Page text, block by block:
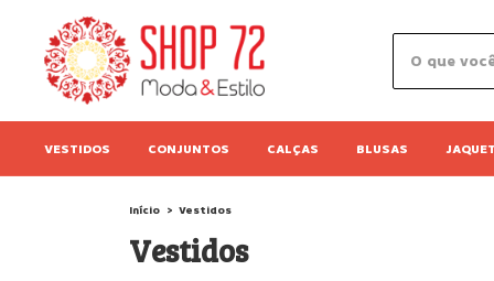
VESTIDOS CONJUNTOS CALÇAS BLUSAS
Início > Vestidos
Vestidos